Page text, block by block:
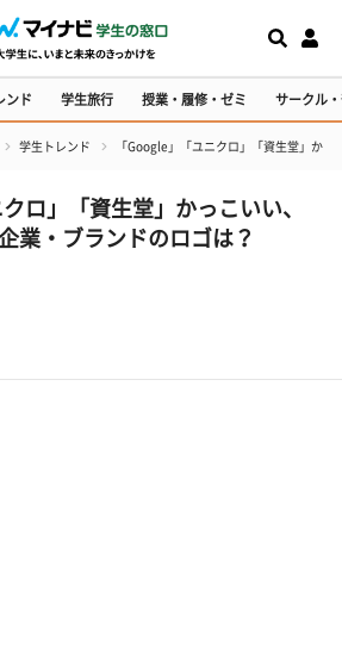
ンド 学生旅行 授業・履修・ゼミ サークル
学生トレンド 「Google」「ユニクロ」「資生堂」か
ロ」「資生堂」かっこいい、
業・ブランドのロゴは？